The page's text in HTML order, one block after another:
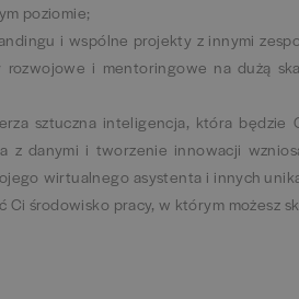
poziomie;
i wspólne projekty z innymi
rozwojowe i mentoringowe na dużą
sztuczna inteligencja, która
z danymi i tworzenie innowacji
wirtualnego asystenta i innych
środowisko pracy, w którym możesz